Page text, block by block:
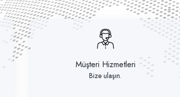
Müşteri Hizmetleri
Bize ulaşın.